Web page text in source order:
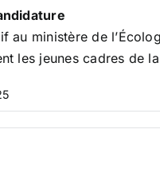
au ministère de
les jeunes cadres de